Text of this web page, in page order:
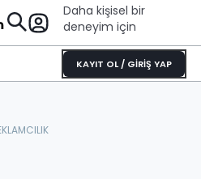
Daha kişisel bir
deneyim için
KAYIT OL / GİRİŞ YAP